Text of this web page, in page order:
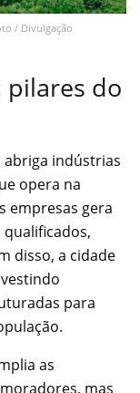
/ Divulgação
pilares do
abriga indústrias
opera na
empresas gera
disso, a cidade
para
as
mas